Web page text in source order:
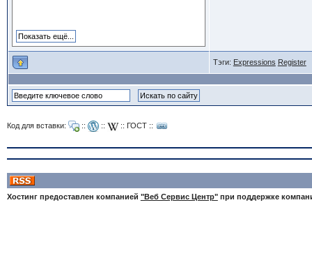
Тэги: Expressions Register
Код для вставки: :: :: :: ГОСТ::
Хостинг предоставлен компанией "Веб Сервис Центр"при поддержке